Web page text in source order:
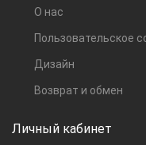
О нас
Пользовательское
Дизайн
Возврат и обмен
Личный кабинет